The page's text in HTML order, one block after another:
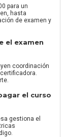
para un
hasta
de examen y
el examen
coordinación
el curso
gestiona el